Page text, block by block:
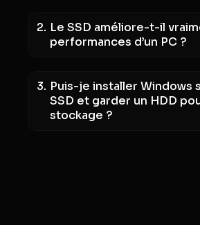
Le SSD améliore-t-il
performances d’un PC ?
Puis-je installer Windows
SSD et garder un HDD
stockage ?